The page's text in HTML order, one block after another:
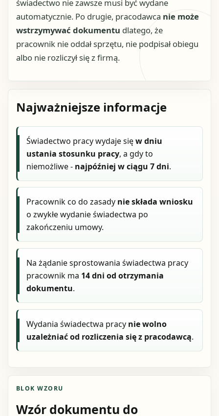
świadectwo nie zawsze musi być wydane
automatycznie. Po drugie, pracodawcanie może
wstrzymywać dokumentu dlatego, że
pracownik nie oddał sprzętu, nie podpisał obiegu
albo nie rozliczył się z firmą.
Najważniejsze informacje
Świadectwo pracy wydaje sięw dniu
ustania stosunku pracy, a gdy to
niemożliwe - najpóźniej w ciągu 7 dni.
Pracownik co do zasady nie składa wniosku
o zwykłe wydanie świadectwa po
zakończeniu umowy.
Na żądanie sprostowania świadectwa pracy
pracownik ma 14 dni od otrzymania
dokumentu.
Wydania świadectwa pracy nie wolno
uzależniać od rozliczenia się z pracodawcą.
BLOK WZORU
Wzór dokumentu do